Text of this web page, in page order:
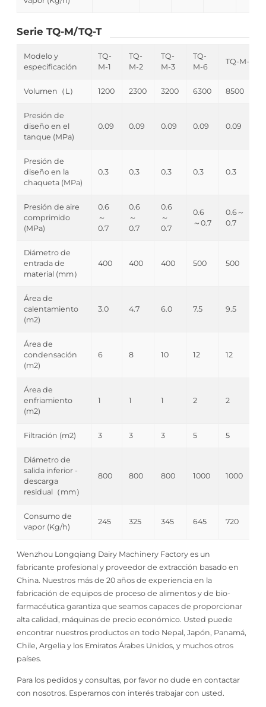
Serie TQ-M/TQ-T
Modelo y
especificación
TQ-
M-1
TQ-
M-2
TQ-
M-3
TQ-
M-6
TQ-M-8
Volumen（L） 1200 2300 3200 6300 8500
Presión de
diseño en el
tanque (MPa)
0.09 0.09 0.09 0.09 0.09
Presión de
diseño en la
chaqueta (MPa)
0.3 0.3 0.3 0.3 0.3
Presión de aire
comprimido
(MPa)
0.6
～
0.7
0.6
～
0.7
0.6
～
0.7
0.6
～0.7
0.6～
0.7
Diámetro de
entrada de
material (mm）
400 400 400 500 500
Área de
calentamiento
(m2)
3.0 4.7 6.0 7.5 9.5
Área de
condensación
(m2)
6 8 10 12 12
Área de
enfriamiento
(m2)
1 1 1 2 2
Filtración (m2) 3 3 3 5 5
Diámetro de
salida inferior -
descarga
residual（mm）
800 800 800 1000 1000
Consumo de
vapor (Kg/h)
245 325 345 645 720
Wenzhou Longqiang Dairy Machinery Factory es un
fabricante profesional y proveedor de extracción basado en
China. Nuestros más de 20 años de experiencia en la
fabricación de equipos de proceso de alimentos y de bio-
farmacéutica garantiza que seamos capaces de proporcionar
alta calidad, máquinas de precio económico. Usted puede
encontrar nuestros productos en todo Nepal, Japón, Panamá,
Chile, Argelia y los Emiratos Árabes Unidos, y muchos otros
países.
Para los pedidos y consultas, por favor no dude en contactar
con nosotros. Esperamos con interés trabajar con usted.